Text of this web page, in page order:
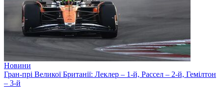
Новини
Гран-прі Великої Британії: Леклер – 1-й, Рассел – 2-й, Гемілтон
– 3-й